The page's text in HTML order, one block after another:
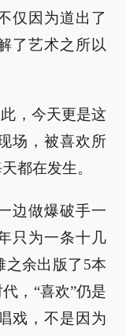
仅因为道出了
了艺术之所以
，今天更是这
场，被喜欢所
都在发生。
边做爆破手一
只为一条十几
之余出版了5本
，“喜欢”仍是
戏，不是因为